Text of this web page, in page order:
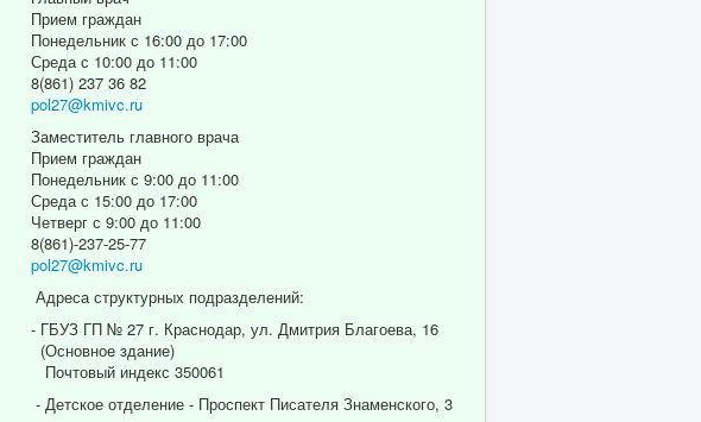
Прием граждан
Понедельник с 16:00 до 17:00
Среда с 10:00 до 11:00
8(861) 237 36 82
pol27@kmivc.ru
Заместитель главного врача
Прием граждан
Понедельник с 9:00 до 11:00
Среда с 15:00 до 17:00
Четверг с 9:00 до 11:00
8(861)-237-25-77
pol27@kmivc.ru
Адреса структурных подразделений:
- ГБУЗ ГП № 27 г. Краснодар, ул. Дмитрия Благоева, 16
(Основное здание)
Почтовый индекс 350061
- Детское отделение - Проспект Писателя Знаменского, 3